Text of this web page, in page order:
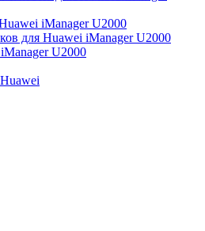
iManager U2000
для Huawei iManager U2000
U2000